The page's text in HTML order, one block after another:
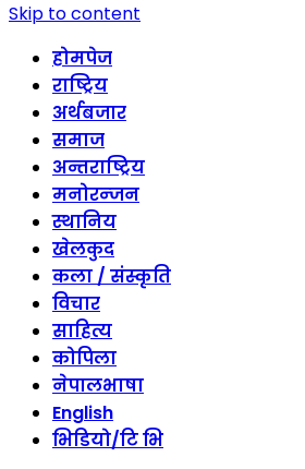
Skip to content
होमपेज
राष्ट्रिय
अर्थबजार
समाज
अन्तराष्ट्रिय
मनोरन्जन
स्थानिय
खेलकुद
कला / संस्कृति
विचार
साहित्य
कोपिला
नेपालभाषा
English
भिडियो/टि भि